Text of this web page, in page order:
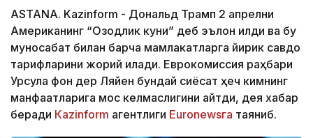
ASTANA. Kazinform - Дональд Трамп 2 апрелни
Американинг “Озодлик куни” деб эълон қилди ва бу
муносабат билан барча мамлакатларга йирик савдо
тарифларини жорий қилади. Еврокомиссия раҳбари
Урсула фон дер Ляйен бундай сиёсат ҳеч кимнинг
манфаатларига мос келмаслигини айтди, дея хабар
беради Кazinform агентлиги Euronewsга таяниб.